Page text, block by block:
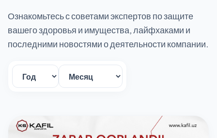
Ознакомьтесь с советами экспертов по защите
вашего здоровья и имущества, лайфхаками и
последними новостями о деятельности компании.